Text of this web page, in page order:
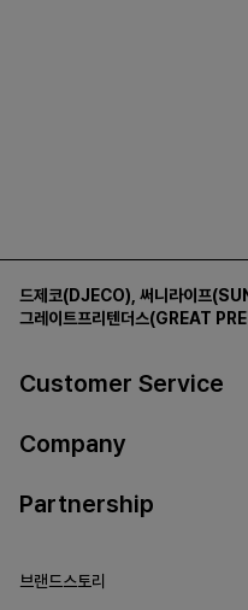
드제코(DJECO) 써니라이프
그레이트프리텐더스(GREAT
Customer Service
Company
Partnership
브랜드스토리